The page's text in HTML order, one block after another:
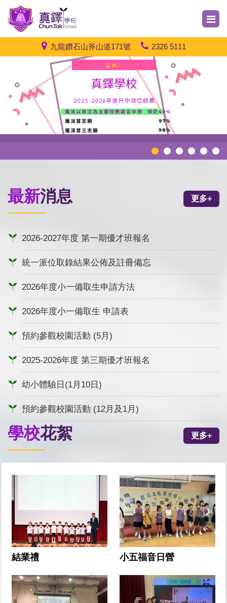
九龍鑽石山斧山道171號 2326 5111
最新消息 更多+
2026-2027年度 第一期優才班報名
統一派位取錄結果公佈及註冊備忘
2026年度小一備取生申請方法
2026年度小一備取生 申請表
預約參觀校園活動 (5月)
2025-2026年度 第三期優才班報名
幼小體驗日(1月10日)
預約參觀校園活動 (12月及1月)
學校花絮 更多+
結業禮 小五福音日營